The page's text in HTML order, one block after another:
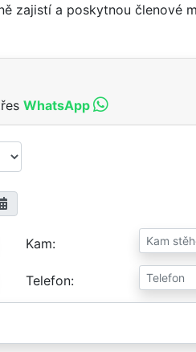
zajistí a poskytnou členové
WhatsApp
Kam
Telefon